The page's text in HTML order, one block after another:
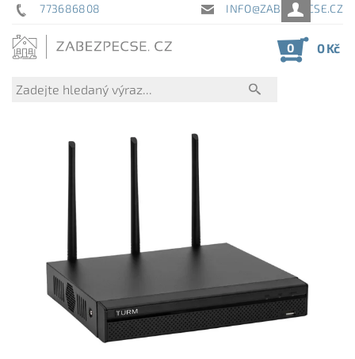
773686808 INFO@ZABEZPECSE.CZ
0 0 Kč